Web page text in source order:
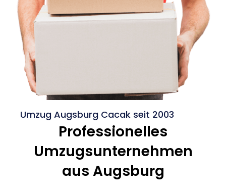
Umzug Augsburg Cacak seit 2003
Professionelles
Umzugsunternehmen
aus Augsburg